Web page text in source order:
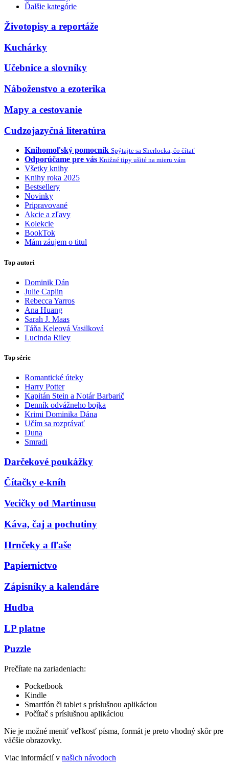
Ďalšie kategórie
Životopisy a reportáže
Kuchárky
Učebnice a slovníky
Náboženstvo a ezoterika
Mapy a cestovanie
Cudzojazyčná literatúra
Knihomoľský pomocník Spýtajte sa Sherlocka, čo čítať
Odporúčame pre vás Knižné tipy ušité na mieru vám
Všetky knihy
Knihy roka 2025
Bestsellery
Novinky
Pripravované
Akcie a zľavy
Kolekcie
BookTok
Mám záujem o titul
Top autori
Dominik Dán
Julie Caplin
Rebecca Yarros
Ana Huang
Sarah J. Maas
Táňa Keleová Vasilková
Lucinda Riley
Top série
Romantické úteky
Harry Potter
Kapitán Stein a Notár Barbarič
Denník odvážneho bojka
Krimi Dominika Dána
Učím sa rozprávať
Duna
Smradi
Darčekové poukážky
Čítačky e-kníh
Vecičky od Martinusu
Káva, čaj a pochutiny
Hrnčeky a fľaše
Papiernictvo
Zápisníky a kalendáre
Hudba
LP platne
Puzzle
Prečítate na zariadeniach:
Pocketbook
Kindle
Smartfón či tablet s príslušnou aplikáciou
Počítač s príslušnou aplikáciou
Nie je možné meniť veľkosť písma, formát je preto vhodný skôr pre
väčšie obrazovky.
Viac informácií v našich návodoch